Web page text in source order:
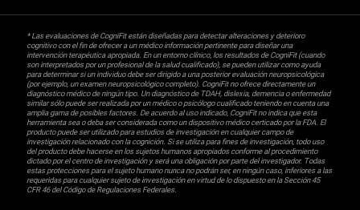
* Las evaluaciones de CogniFit están diseñadas para detectar alteraciones y deterioro
cognitivo con el fin de ofrecer a un médico información pertinente para diseñar una
intervención terapéutica apropiada. En un entorno clínico, los resultados de CogniFit (cuando
son interpretados por un profesional de la salud cualificado), se pueden utilizar como ayuda
para determinar si un individuo debe ser dirigido a una posterior evaluación neuropsicológica
(por ejemplo, un examen neuropsicológico completo). CogniFit no ofrece directamente un
diagnóstico médico de ningún tipo. Un diagnóstico de TDAH, dislexia, demencia o enfermedad
similar sólo puede ser realizada por un médico o psicólogo cualificado teniendo en cuenta una
amplia gama de posibles factores. De acuerdo al uso indicado, CogniFit no indica que esta
herramienta sea o deba ser considerada como un dispositivo médico certicado por la FDA. El
producto puede ser utilizado para estudios de investigación en cualquier campo de
investigación relacionado con la cognición. Si se utiliza para fines de investigación, todo uso
del producto debe hacerse en los sujetos humanos apropiados conforme al procedimiento
dictado por el centro de investigación y será una obligación por parte del investigador. Todas
estas protecciones para el sujeto humano nunca no podrán ser, en ningún caso, inferiores a las
requeridas para cualquier sujeto de investigación en virtud de lo dispuesto en la Sección 45
CFR 46 del Código de Regulaciones Federales.